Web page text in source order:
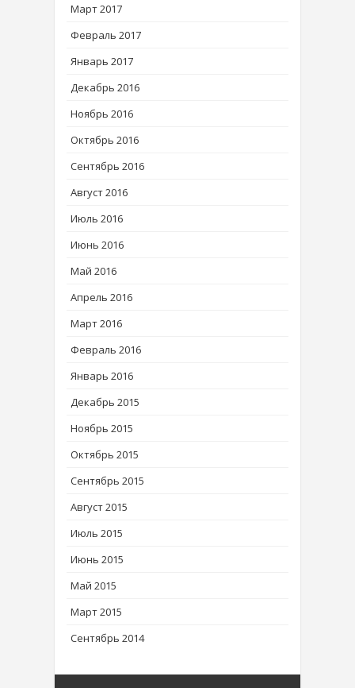
Март 2017
Февраль 2017
Январь 2017
Декабрь 2016
Ноябрь 2016
Октябрь 2016
Сентябрь 2016
Август 2016
Июль 2016
Июнь 2016
Май 2016
Апрель 2016
Март 2016
Февраль 2016
Январь 2016
Декабрь 2015
Ноябрь 2015
Октябрь 2015
Сентябрь 2015
Август 2015
Июль 2015
Июнь 2015
Май 2015
Март 2015
Сентябрь 2014